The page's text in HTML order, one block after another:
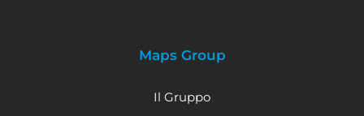
Maps Group
Il Gruppo